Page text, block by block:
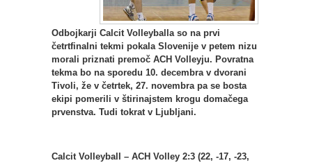
Odbojkarji Calcit Volleyballa so na prvi
četrtfinalni tekmi pokala Slovenije v petem nizu
morali priznati premoč ACH Volleyju. Povratna
tekma bo na sporedu 10. decembra v dvorani
Tivoli, že v četrtek, 27. novembra pa se bosta
ekipi pomerili v štirinajstem krogu domačega
prvenstva. Tudi tokrat v Ljubljani.
Calcit Volleyball – ACH Volley 2:3 (22, -17, -23,